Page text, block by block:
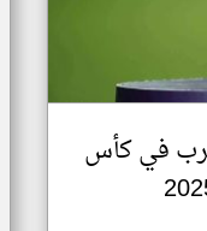
عرب في كأس